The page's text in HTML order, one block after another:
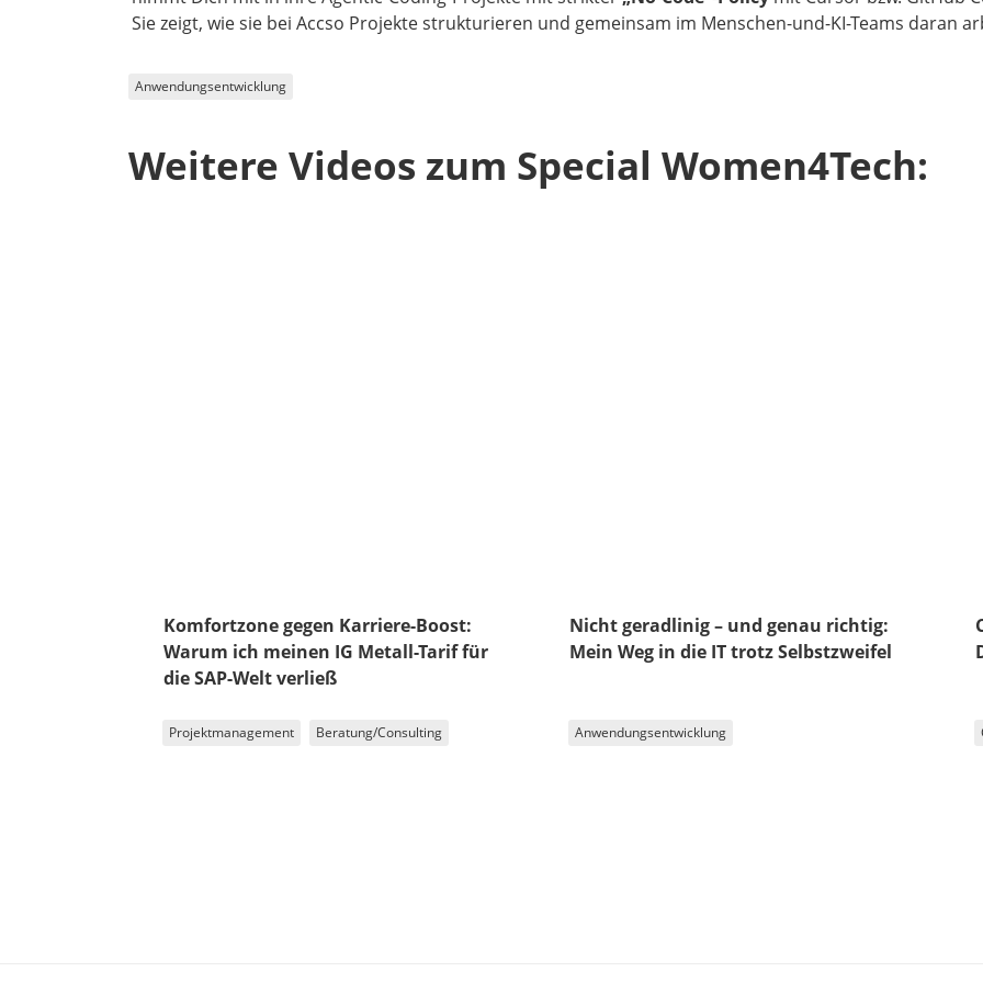
Sie zeigt, wie sie bei Accso Projekte strukturieren und gemeinsam im Menschen-und-KI-Teams daran
Anwendungsentwicklung
Weitere Videos zum Special Women4Tech:
Komfortzone gegen Karriere-Boost:
Warum ich meinen IG Metall-Tarif für
die SAP-Welt verließ
Projektmanagement Beratung/Consulting
Nicht geradlinig – und genau richtig:
Mein Weg in die IT trotz Selbstzweifel
Anwendungsentwicklung